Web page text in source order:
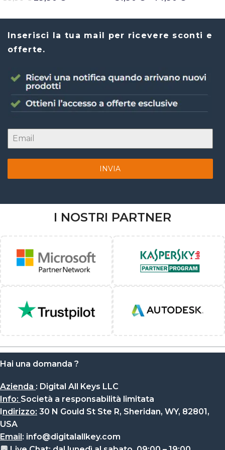
Inserisci la tua mail per ricevere sconti e
offerte.
INVIA
I NOSTRI PARTNER
Hai una domanda ?
Azienda : Digital All Keys LLC
Info: Società a responsabilità limitata
Indirizzo: 30 N Gould St Ste R, Sheridan, WY, 82801,
USA
Email: info@digitalallkey.com